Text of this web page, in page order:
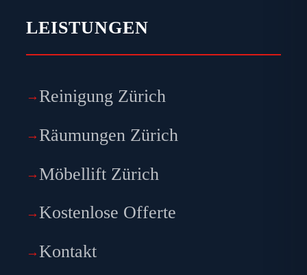
LEISTUNGEN
Reinigung Zürich
Räumungen Zürich
Möbellift Zürich
Kostenlose Offerte
Kontakt